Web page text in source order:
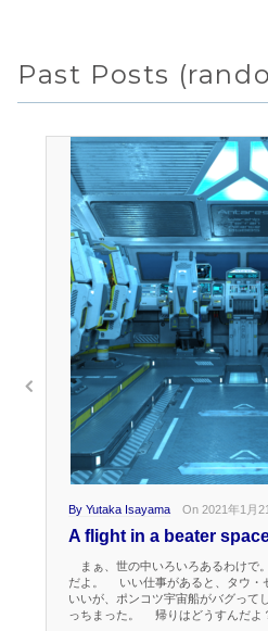
Past Posts
By Yutaka Isayama On 2021年1月
A flight in a beater
まぁ、世の中いろいろあるわけ
だよ。 いい仕事があると、タウ・
いいが、ポンコツ宇宙船がバグって
っちまった。 帰りはどうすんだ